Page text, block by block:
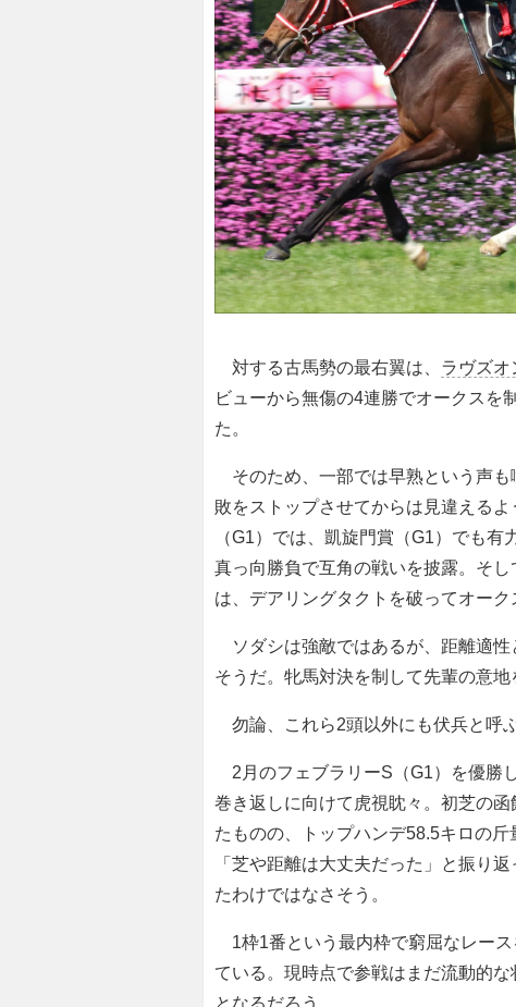
対する古馬勢の最右翼は、 ラヴズオ
ビューから無傷の4連勝でオークスを
た。
そのため、一部では早熟という声も
敗をストップさせてからは見違える
（G1）では、凱旋門賞（G1）でも
真っ向勝負で互角の戦いを披露。そ
は、デアリングタクトを破ってオー
ソダシは強敵ではあるが、距離適性
そうだ。牝馬対決を制して先輩の意地
勿論、これら2頭以外にも伏兵と呼
2月のフェブラリーS（G1）を優勝
巻き返しに向けて虎視眈々。初芝の
たものの、トップハンデ58.5キロの
「芝や距離は大丈夫だった」と振り
たわけではなさそう。
1枠1番という最内枠で窮屈なレー
ている。現時点で参戦はまだ流動的